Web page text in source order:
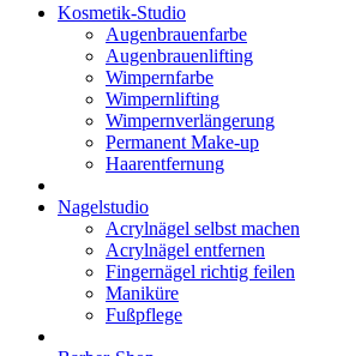
Kosmetik-Studio
Augenbrauenfarbe
Augenbrauenlifting
Wimpernfarbe
Wimpernlifting
Wimpernverlängerung
Permanent Make-up
Haarentfernung
Nagelstudio
Acrylnägel selbst machen
Acrylnägel entfernen
Fingernägel richtig feilen
Maniküre
Fußpflege